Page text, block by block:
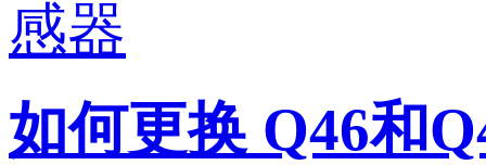
如何更换 Q46和